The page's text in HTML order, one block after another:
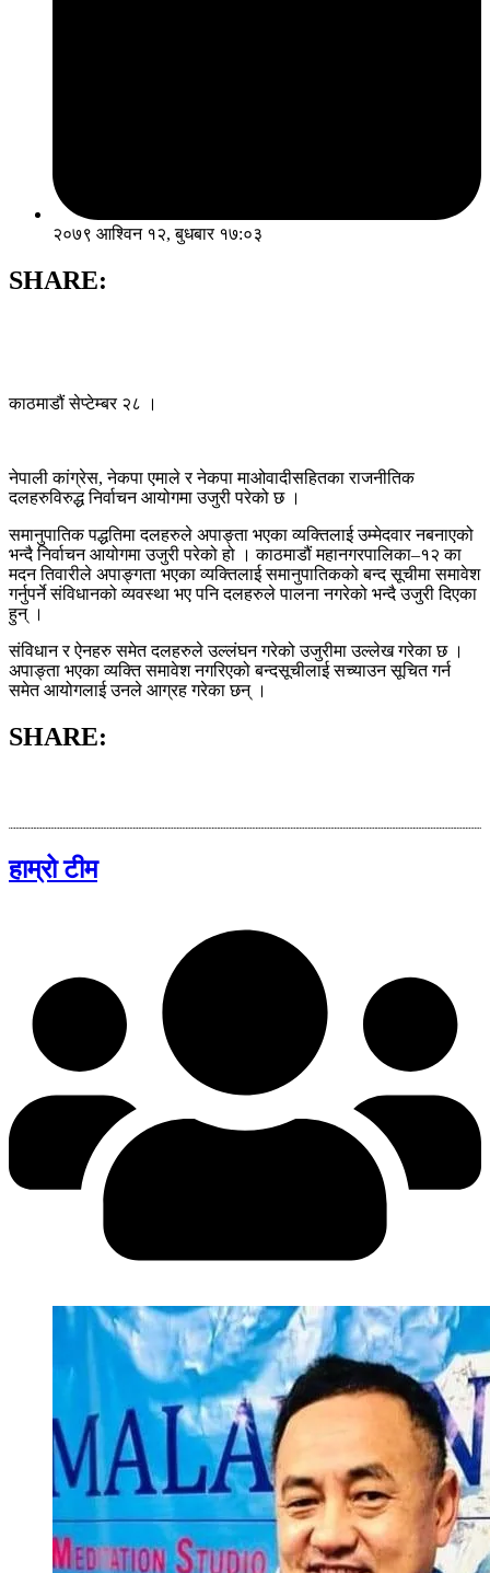
२०७९ आश्विन १२, बुधबार १७:०३
SHARE:
काठमाडौं सेप्टेम्बर २८ ।
नेपाली कांग्रेस, नेकपा एमाले र नेकपा माओवादीसहितका राजनीतिक
दलहरुविरुद्ध निर्वाचन आयोगमा उजुरी परेको छ ।
समानुपातिक पद्धतिमा दलहरुले अपाङ्ता भएका व्यक्तिलाई उम्मेदवार नबनाएको
भन्दै निर्वाचन आयोगमा उजुरी परेको हो । काठमाडौं महानगरपालिका–१२ का
मदन तिवारीले अपाङ्गता भएका व्यक्तिलाई समानुपातिकको बन्द सूचीमा समावेश
गर्नुपर्ने संविधानको व्यवस्था भए पनि दलहरुले पालना नगरेको भन्दै उजुरी दिएका
हुन् ।
संविधान र ऐनहरु समेत दलहरुले उल्लंघन गरेको उजुरीमा उल्लेख गरेका छ ।
अपाङ्ता भएका व्यक्ति समावेश नगरिएको बन्दसूचीलाई सच्याउन सूचित गर्न
समेत आयोगलाई उनले आग्रह गरेका छन् ।
SHARE:
हाम्रो टीम